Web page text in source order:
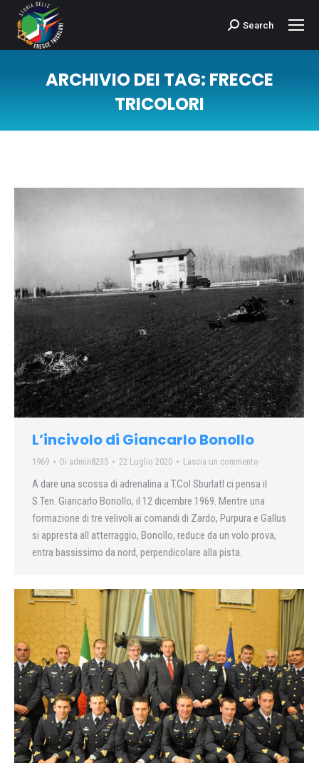
Cerca:Search
ARCHIVIO DEI TAG: FRECCE
TRICOLORI
L’incivolo di Giancarlo Bonollo
1969 Di admin8235 22 Luglio 2020 Lascia un commento
A dare una scossa di adrenalina a T.Col Sburlatl ci pensa il
S.Ten. Giancarlo Bonollo, il 12 dicembre 1969. Mentre una
formazione di tre velivoli ai comandi di Zardo, Purpura e Gallus
si appresta all atterraggio, Bonollo, reduce da un volo prova,
entra bassissimo da nord, perpendicolare alla pista.